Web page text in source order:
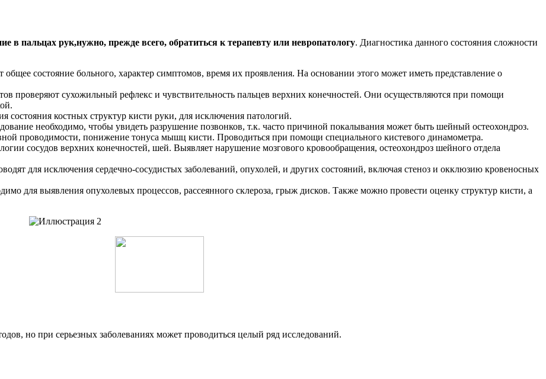
в пальцах рук,нужно, прежде всего, обратиться к терапевту или невропатологу. Диагностика данного состояния сложности
состояние больного, характер симптомов, время их проявления. На основании этого может иметь представление о
проверяют сухожильный рефлекс и чувствительность пальцев верхних конечностей. Они осуществляются при помощи
состояния костных структур кисти руки, для исключения патологий.
необходимо, чтобы увидеть разрушение позвонков, т.к. часто причиной покалывания может быть шейный остеохондроз.
проводимости, понижение тонуса мышц кисти. Проводиться при помощи специального кистевого динамометра.
сосудов верхних конечностей, шей. Выявляет нарушение мозгового кровообращения, остеохондроз шейного отдела
для исключения сердечно-сосудистых заболеваний, опухолей, и других состояний, включая стеноз и окклюзию кровеносных
для выявления опухолевых процессов, рассеянного склероза, грыж дисков. Также можно провести оценку структур кисти, а
но при серьезных заболеваниях может проводиться целый ряд исследований.